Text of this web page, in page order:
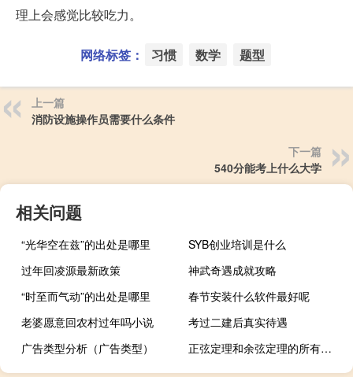
理上会感觉比较吃力。
网络标签： 习惯 数学 题型
上一篇
消防设施操作员需要什么条件
下一篇
540分能考上什么大学
相关问题
“光华空在兹”的出处是哪里
SYB创业培训是什么
过年回凌源最新政策
神武奇遇成就攻略
“时至而气动”的出处是哪里
春节安装什么软件最好呢
老婆愿意回农村过年吗小说
考过二建后真实待遇
广告类型分析（广告类型）
正弦定理和余弦定理的所有公式